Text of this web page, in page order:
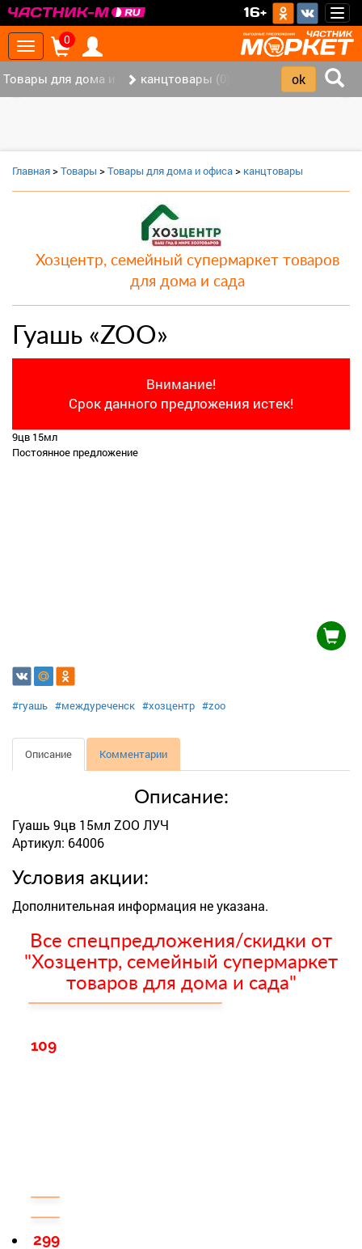
16+
Toggle
navigation
0
Товары для дома и офиса (8)канцтовары (0)
Главная>Товары >Товары для дома и офиса> канцтовары
Хозцентр, семейный супермаркет товаров
для дома и сада
Гуашь «ZOO»
Внимание!
Срок данного предложения истек!
9цв 15мл
Постоянное предложение
#гуашь #междуреченск #хозцентр #zoo
Описание Комментарии
Описание:
Гуашь 9цв 15мл ZOO ЛУЧ
Артикул: 64006
Условия акции:
Дополнительная информация не указана.
Все спецпредложения/скидки от
"Хозцентр, семейный супермаркет
товаров для дома и сада"
109
299
‹ ›